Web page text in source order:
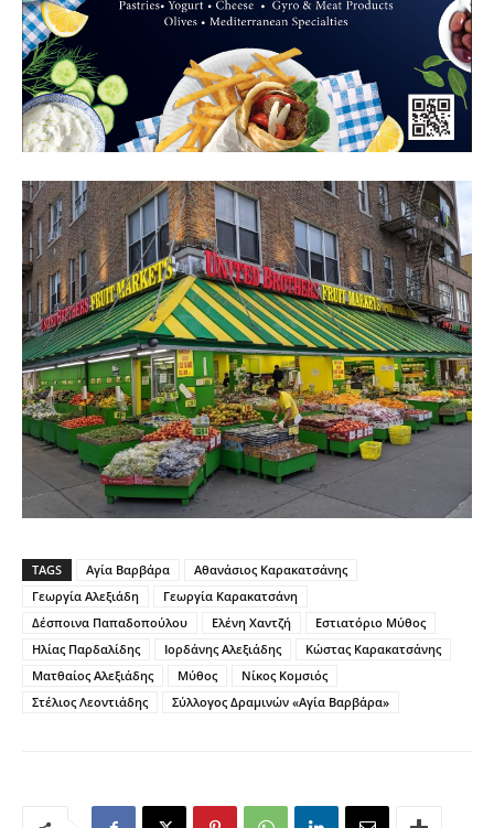
TAGS Αγία Βαρβάρα
Αθανάσιος Καρακατσάνης
Γεωργία Αλεξιάδη
Γεωργία Καρακατσάνη
Δέσποινα Παπαδοπούλου
Ελένη Χαντζή
Εστιατόριο Μύθος
Ηλίας Παρδαλίδης
Ιορδάνης Αλεξιάδης
Κώστας Καρακατσάνης
Ματθαίος Αλεξιάδης
Μύθος
Νίκος Κομσιός
Στέλιος Λεοντιάδης
Σύλλογος Δραμινών «Αγία Βαρβάρα»